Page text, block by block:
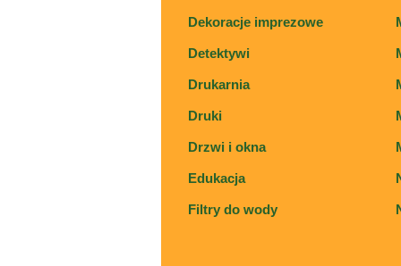
Dekoracje imprezowe
Detektywi
Drukarnia
Druki
Drzwi i okna
Edukacja
Filtry do wody